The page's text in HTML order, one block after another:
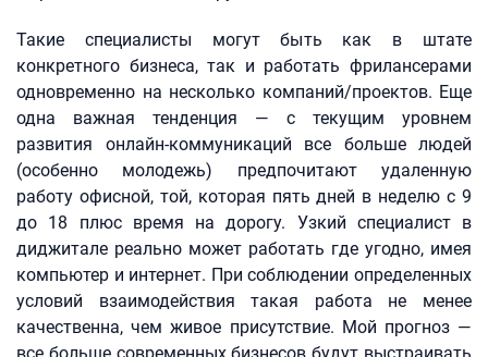
Такие специалисты могут быть как в штате
конкретного бизнеса, так и работать фрилансерами
одновременно на несколько компаний/проектов. Еще
одна важная тенденция — с текущим уровнем
развития онлайн-коммуникаций все больше людей
(особенно молодежь) предпочитают удаленную
работу офисной, той, которая пять дней в неделю с 9
до 18 плюс время на дорогу. Узкий специалист в
диджитале реально может работать где угодно, имея
компьютер и интернет. При соблюдении определенных
условий взаимодействия такая работа не менее
качественна, чем живое присутствие. Мой прогноз —